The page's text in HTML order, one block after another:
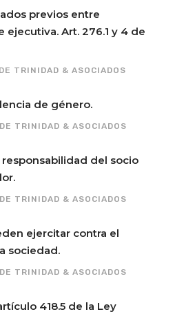
previos entre
ejecutiva. Art. 276.1 y 4 de
DE TRINIDAD & ASOCIADOS
de género.
DE TRINIDAD & ASOCIADOS
del socio
DE TRINIDAD & ASOCIADOS
ejercitar contra el
sociedad.
DE TRINIDAD & ASOCIADOS
418.5 de la Ley